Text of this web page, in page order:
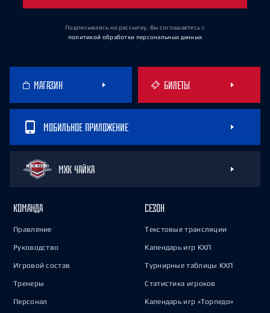
Подписываясь на рассылку, Вы соглашаетесь с
политикой обработки персональных данных
МАГАЗИН БИЛЕТЫ
МОБИЛЬНОЕ ПРИЛОЖЕНИЕ
МХК ЧАЙКА
КОМАНДА
Правление
Руководство
Игровой состав
Тренеры
Персонал
СЕЗОН
Текстовые трансляции
Календарь игр КХЛ
Турнирные таблицы КХЛ
Статистика игроков
Календарь игр «Торпедо»